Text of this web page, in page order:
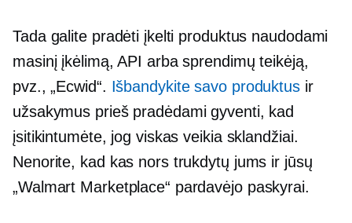
Tada galite pradėti įkelti produktus naudodami
masinį įkėlimą, API arba sprendimų teikėją,
pvz., „Ecwid“. Išbandykite savo produktusir
užsakymus prieš pradėdami gyventi, kad
įsitikintumėte, jog viskas veikia sklandžiai.
Nenorite, kad kas nors trukdytų jums ir jūsų
„Walmart Marketplace“ pardavėjo paskyrai.